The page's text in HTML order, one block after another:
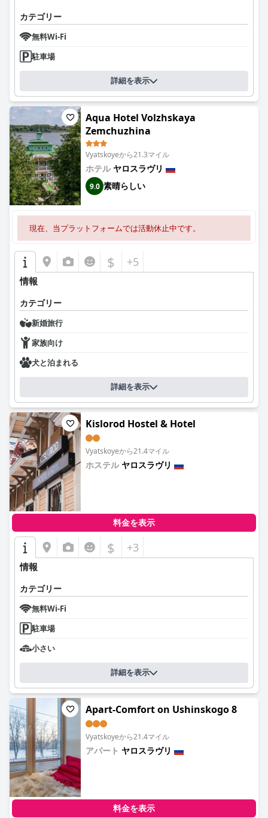
カテゴリー
無料Wi-Fi
駐車場
詳細を表示
Aqua Hotel Volzhskaya
Zemchuzhina
Vyatskoyeから21.3マイル
ホテル ヤロスラヴリ
9.0 素晴らしい
現在、当プラットフォームでは活動休止中です。
$ +5
情報
カテゴリー
新婚旅行
家族向け
犬と泊まれる
詳細を表示
Kislorod Hostel & Hotel
Vyatskoyeから21.4マイル
ホステル ヤロスラヴリ
料金を表示
$ +3
情報
カテゴリー
無料Wi-Fi
駐車場
小さい
詳細を表示
Apart-Comfort on Ushinskogo 8
Vyatskoyeから21.4マイル
アパート ヤロスラヴリ
料金を表示